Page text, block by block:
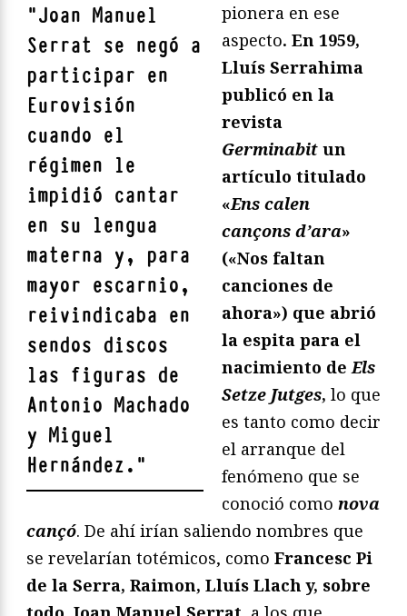
"Joan Manuel
Serrat se negó a
participar en
Eurovisión
cuando el
régimen le
impidió cantar
en su lengua
materna y, para
mayor escarnio,
reivindicaba en
sendos discos
las figuras de
Antonio Machado
y Miguel
Hernández. "
pionera en ese
aspecto. En 1959,
Lluís Serrahima
publicó en la
revista
Germinabit un
artículo titulado
«Ens calen
cançons d’ara»
(«Nos faltan
canciones de
ahora») que abrió
la espita para el
nacimiento de Els
Setze Jutges, lo que
es tanto como decir
el arranque del
fenómeno que se
conoció como nova
cançó. De ahí irían saliendo nombres que
se revelarían totémicos, como Francesc Pi
de la Serra, Raimon, Lluís Llach y, sobre